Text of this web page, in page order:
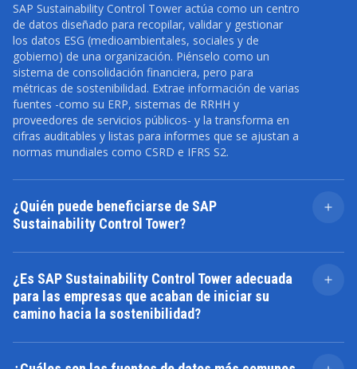
SAP Sustainability Control Tower actúa como un centro
de datos diseñado para recopilar, validar y gestionar
los datos ESG (medioambientales, sociales y de
gobierno) de una organización. Piénselo como un
sistema de consolidación financiera, pero para
métricas de sostenibilidad. Extrae información de varias
fuentes -como su ERP, sistemas de RRHH y
proveedores de servicios públicos- y la transforma en
cifras auditables y listas para informes que se ajustan a
normas mundiales como CSRD e IFRS S2.
¿Quién puede beneficiarse de SAP
Sustainability Control Tower?
La solución está diseñada para organizaciones de
especialmente beneficiosa para gestores de
sostenibilidad, responsables de cumplimiento de ESG,
equipos financieros y ejecutivos que deseen integrar la
procesos de elaboración de informes.
¿Es SAP Sustainability Control Tower adecuada
para las empresas que acaban de iniciar su
camino hacia la sostenibilidad?
Absolutamente. Tanto si una empresa está